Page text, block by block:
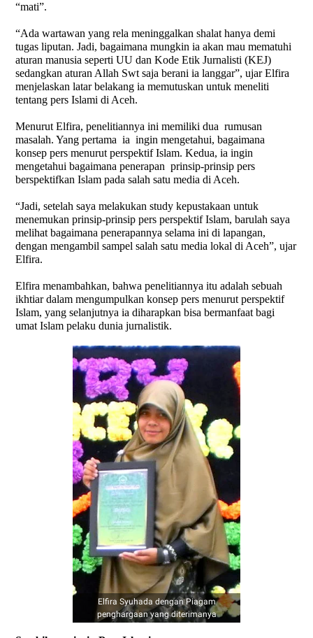
“mati”.
“Ada wartawan yang rela meninggalkan shalat hanya demi
tugas liputan. Jadi, bagaimana mungkin ia akan mau mematuhi
aturan manusia seperti UU dan Kode Etik Jurnalisti (KEJ)
sedangkan aturan Allah Swt saja berani ia langgar”, ujar Elfira
menjelaskan latar belakang ia memutuskan untuk meneliti
tentang pers Islami di Aceh.
Menurut Elfira, penelitiannya ini memiliki dua rumusan
masalah. Yang pertama ia ingin mengetahui, bagaimana
konsep pers menurut perspektif Islam. Kedua, ia ingin
mengetahui bagaimana penerapan prinsip-prinsip pers
berspektifkan Islam pada salah satu media di Aceh.
“Jadi, setelah saya melakukan study kepustakaan untuk
menemukan prinsip-prinsip pers perspektif Islam, barulah saya
melihat bagaimana penerapannya selama ini di lapangan,
dengan mengambil sampel salah satu media lokal di Aceh”, ujar
Elfira.
Elfira menambahkan, bahwa penelitiannya itu adalah sebuah
ikhtiar dalam mengumpulkan konsep pers menurut perspektif
Islam, yang selanjutnya ia diharapkan bisa bermanfaat bagi
umat Islam pelaku dunia jurnalistik.
Elfira Syuhada dengan Piagam
penghargaan yang diterimanya